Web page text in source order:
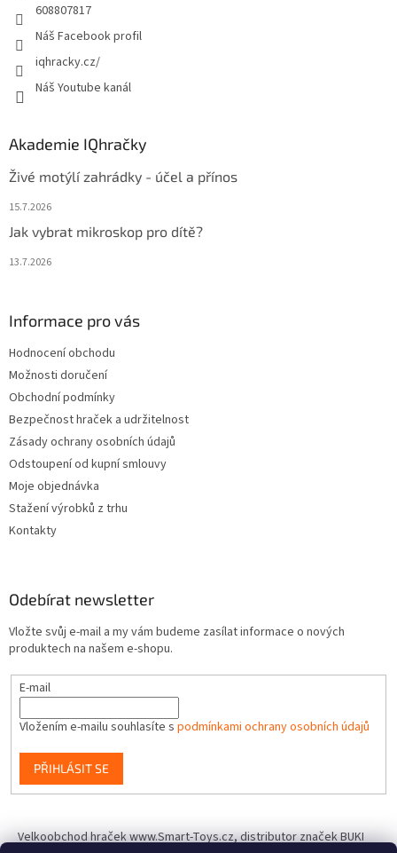
608807817
Náš Facebook profil
iqhracky.cz/
Náš Youtube kanál
Akademie IQhračky
Živé motýlí zahrádky - účel a přínos
15.7.2026
Jak vybrat mikroskop pro dítě?
13.7.2026
Informace pro vás
Hodnocení obchodu
Možnosti doručení
Obchodní podmínky
Bezpečnost hraček a udržitelnost
Zásady ochrany osobních údajů
Odstoupení od kupní smlouvy
Moje objednávka
Stažení výrobků z trhu
Kontakty
Odebírat newsletter
Vložte svůj e-mail a my vám budeme zasílat informace o nových
produktech na našem e-shopu.
E-mail
Vložením e-mailu souhlasíte s podmínkami ochrany osobních údajů
PŘIHLÁSIT SE
Velkoobchod hraček www.Smart-Toys.cz, distributor značek BUKI